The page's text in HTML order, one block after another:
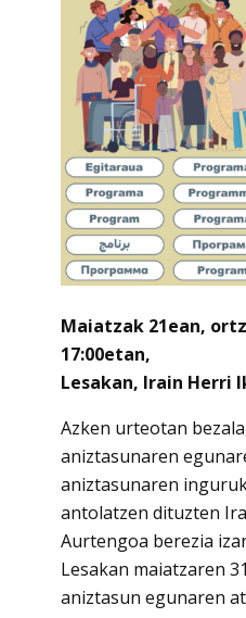
Maiatzak 21ean,
17:00etan,
Lesakan, Irain Herri
Azken urteotan
aniztasunaren
aniztasunaren
antolatzen dituzten
Aurtengoa berezia
Lesakan maiatzaren
aniztasun egunaren